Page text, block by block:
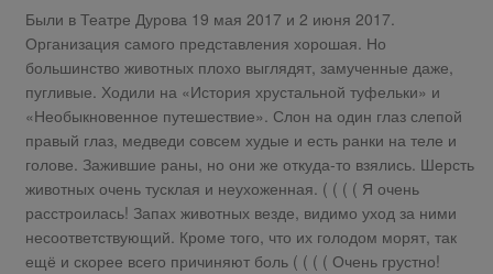
Были в Театре Дурова 19 мая 2017 и 2 июня 2017.
Организация самого представления хорошая. Но
большинство животных плохо выглядят, замученные даже,
пугливые. Ходили на «История хрустальной туфельки» и
«Необыкновенное путешествие». Слон на один глаз слепой
правый глаз, медведи совсем худые и есть ранки на теле и
голове. Зажившие раны, но они же откуда-то взялись. Шерсть
животных очень тусклая и неухоженная. ( ( ( ( Я очень
расстроилась! Запах животных везде, видимо уход за ними
несоответствующий. Кроме того, что их голодом морят, так
ещё и скорее всего причиняют боль ( ( ( ( Очень грустно!